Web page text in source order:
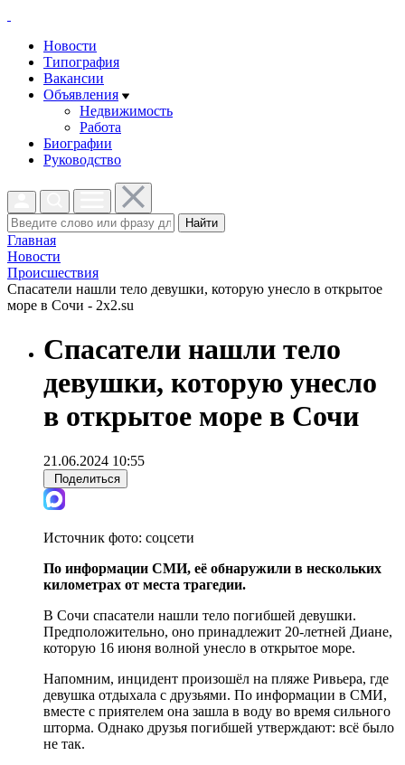
Новости
Типография
Вакансии
Объявления
Недвижимость
Работа
Биографии
Руководство
Найти
Главная
Новости
Проиcшествия
Спасатели нашли тело девушки, которую унесло в открытое
море в Сочи - 2x2.su
Спасатели нашли тело
девушки, которую унесло
в открытое море в Сочи
21.06.2024 10:55
Поделиться
Источник фото: соцсети
По информации СМИ, её обнаружили в нескольких
километрах от места трагедии.
В Сочи спасатели нашли тело погибшей девушки.
Предположительно, оно принадлежит 20-летней Диане,
которую 16 июня волной унесло в открытое море.
Напомним, инцидент произошёл на пляже Ривьера, где
девушка отдыхала с друзьями. По информации в СМИ,
вместе с приятелем она зашла в воду во время сильного
шторма. Однако друзья погибшей утверждают: всё было
не так.